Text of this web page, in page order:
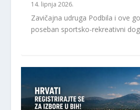
14. lipnja 2026.
Zavičajna udruga Podbila i ove
poseban sportsko-rekreativni